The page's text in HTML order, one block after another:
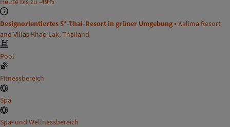
Designorientiertes 5*-Thai-Resort in grüner Umgebung • Kalima Resort
and Villas Khao Lak, Thailand
Pool
Fitnessbereich
Spa
Spa- und Wellnessbereich